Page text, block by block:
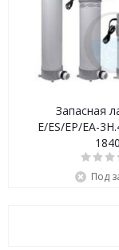
Запасная лампа для
E/ES/EP/EA-
Под